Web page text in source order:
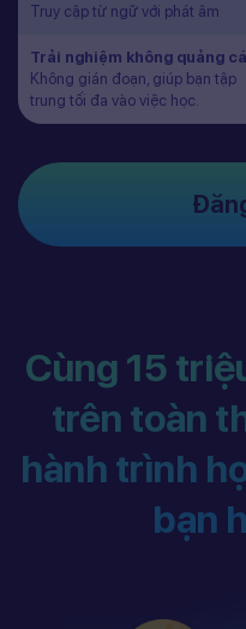
Truy cập từ ngữ với phát âm
Trải nghiệm không quảng
Không gián đoạn, giúp bạn tập
trung tối đa vào việc học.
Cùng 15
trên toàn
hành trình
bạn